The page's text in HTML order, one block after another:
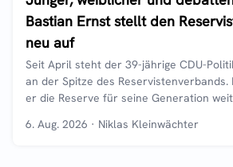
Bastian Ernst stellt den
neu auf
Seit April steht der 39-jährige CDU-
an der Spitze des
er die Reserve für seine Generation
6. Aug. 2026 · Niklas Kleinwächter